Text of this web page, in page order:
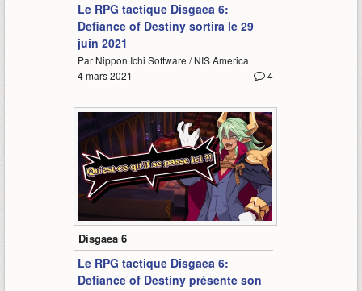
Le RPG tactique Disgaea 6:
Defiance of Destiny sortira le 29
juin 2021
Par Nippon Ichi Software / NIS America
4
4 mars 2021
2:56
Disgaea 6
Le RPG tactique Disgaea 6:
Defiance of Destiny présente son